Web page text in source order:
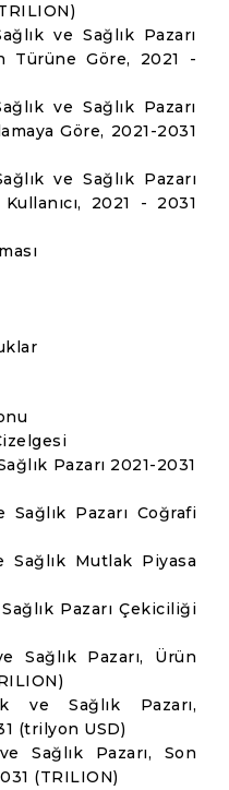
ve Sağlık Pazarı
Türüne Göre, 2021 -
ve Sağlık Pazarı
Göre, 2021-2031
ve Sağlık Pazarı
2021 - 2031
Pazarı 2021-2031
Sağlık Pazarı Coğrafi
Sağlık Mutlak Piyasa
Pazarı Çekiciliği
Sağlık Pazarı, Ürün
ve Sağlık Pazarı,
(trilyon USD)
Sağlık Pazarı, Son
(TRILION)